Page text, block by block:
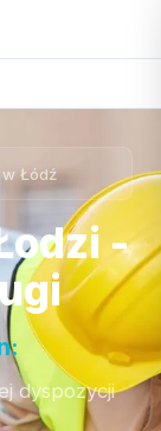
Łódź
-
dyspozycji